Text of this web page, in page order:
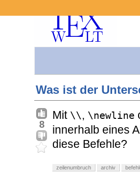
Was ist der
8
Mit \\, \newline
innerhalb eines
diese Befehle?
zeilenumbruch archiv